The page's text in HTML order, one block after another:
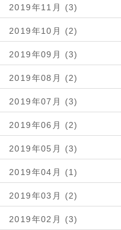
2019年11月 (3)
2019年10月 (2)
2019年09月 (3)
2019年08月 (2)
2019年07月 (3)
2019年06月 (2)
2019年05月 (3)
2019年04月 (1)
2019年03月 (2)
2019年02月 (3)